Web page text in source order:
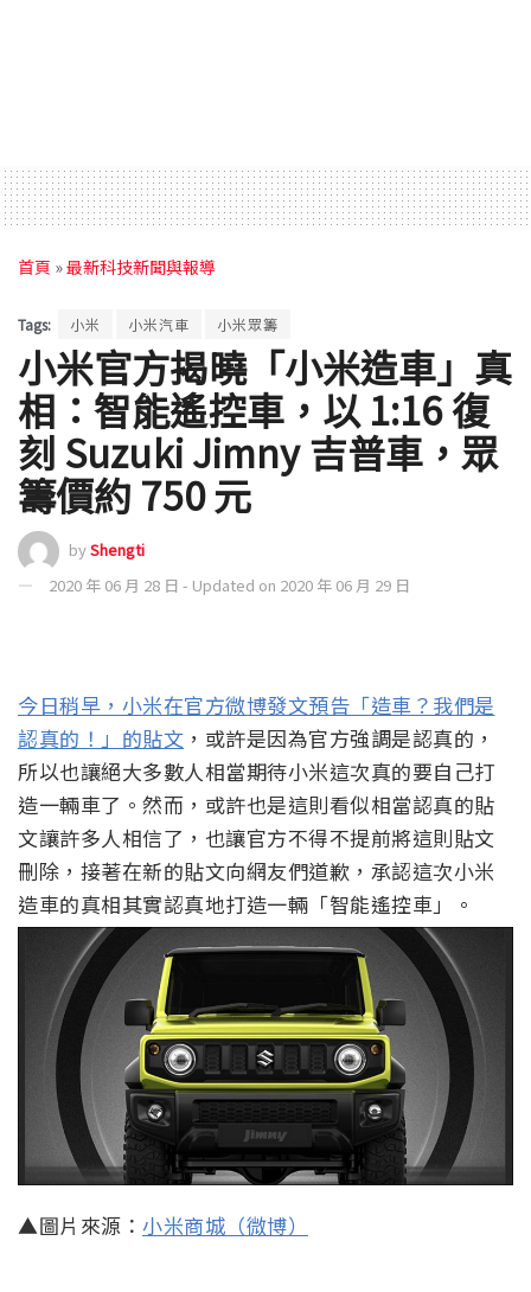
首頁 »最新科技新聞與報導
Tags: 小米 小米汽車 小米眾籌
小米官方揭曉「小米造車」真
相：智能遙控車，以 1:16 復
刻 Suzuki Jimny 吉普車，眾
籌價約 750 元
byShengti
2020 年 06 月 28 日 - Updated on 2020 年 06 月 29 日
今日稍早，小米在官方微博發文預告「造車？我們是
認真的！」的貼文 ，或許是因為官方強調是認真的，
所以也讓絕大多數人相當期待小米這次真的要自己打
造一輛車了。然而，或許也是這則看似相當認真的貼
文讓許多人相信了，也讓官方不得不提前將這則貼文
刪除，接著在新的貼文向網友們道歉，承認這次小米
造車的真相其實認真地打造一輛「智能遙控車」。
▲圖片來源： 小米商城（微博）